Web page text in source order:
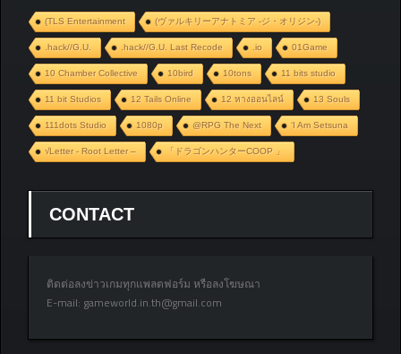
(TLS Entertainment (ヴァルキリーアナトミア ‐ジ・オリジン‐)
.hack//G.U. .hack//G.U. Last Recode .io 01Game
10 Chamber Collective 10bird 10tons 11 bits studio
11 bit Studios 12 Tails Online 12 หางออนไลน์ 13 Souls
111dots Studio 1080p @RPG The Next ‘I Am Setsuna
√Letter - Root Letter – 「ドラゴンハンターCOOP 」
CONTACT
ติดต่อลงข่าวเกมทุกแพลตฟอร์ม หรือลงโฆษณา
E-mail: gameworld.in.th@gmail.com